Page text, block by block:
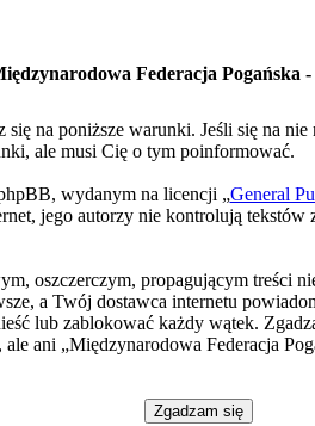
Federacja Pogańska
na poniższe warunki. Jeśli się na
ale musi Cię o tym poinformować.
wydanym na licencji „General
jego autorzy nie kontrolują
oszczerczym, propagującym treści
a Twój dostawca internetu
lub zablokować każdy wątek.
ani „Międzynarodowa Federacja